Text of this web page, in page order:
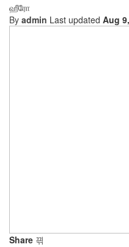
ஹீரோ
By admin Last updated Aug
Share